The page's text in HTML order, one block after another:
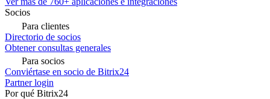
Socios
Para clientes
Directorio de socios
Obtener consultas generales
Para socios
Conviértase en socio de Bitrix24
Partner login
Por qué Bitrix24